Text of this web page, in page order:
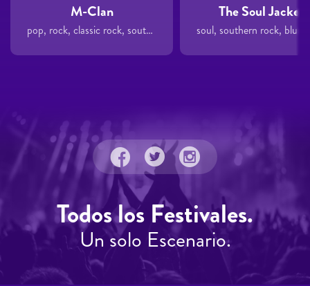
M-Clan
pop, rock, classic rock, southern rock
The Soul Jacket
Todos los Festivales.
Un solo Escenario.